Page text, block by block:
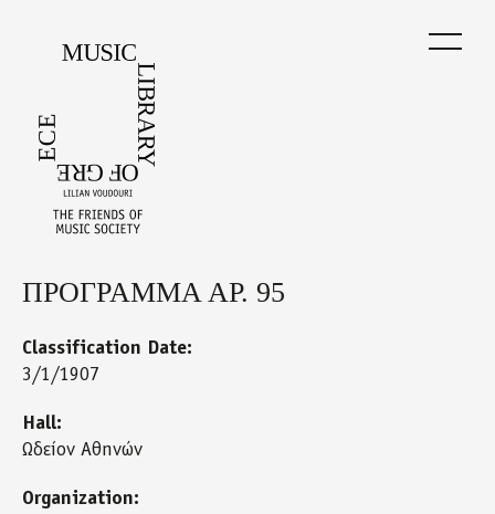
Back
top
ΠΡΟΓΡΑΜΜΑ ΑΡ. 95
Classification Date:
3/1/1907
Hall:
Ωδείον Αθηνών
Organization: